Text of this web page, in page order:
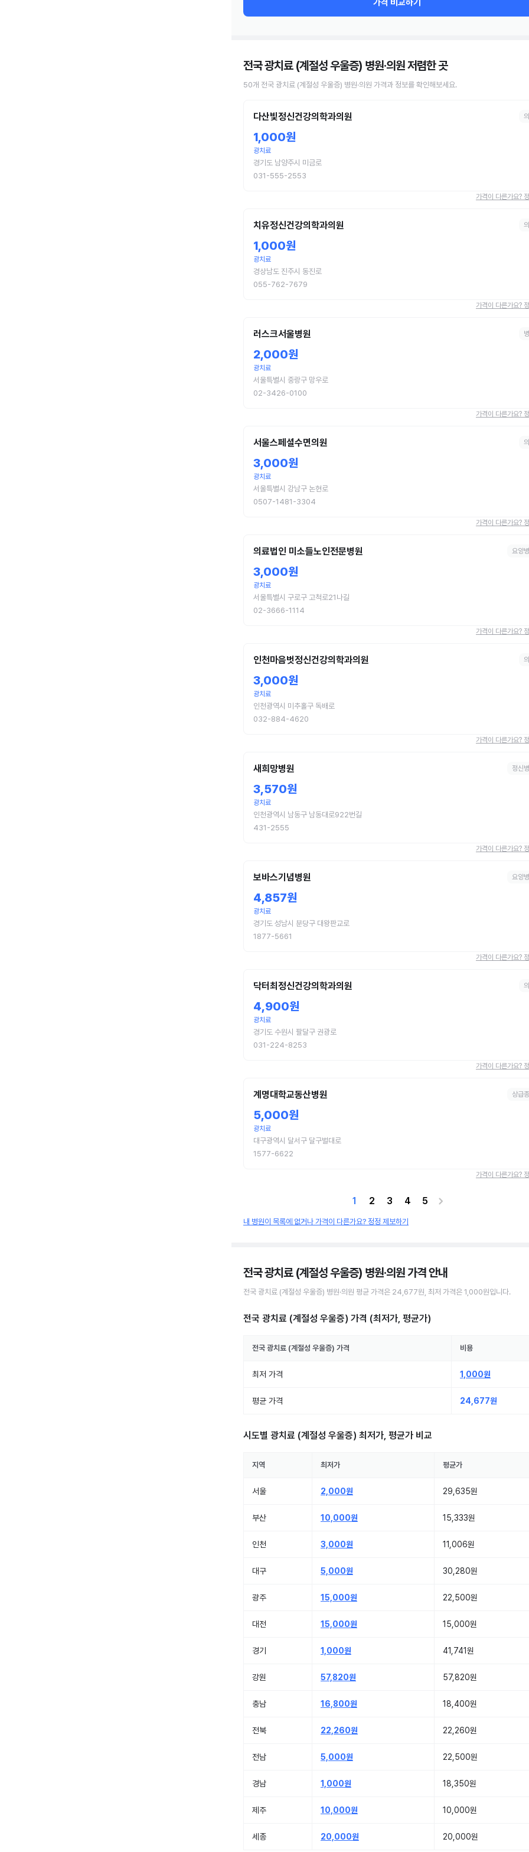
전국 광치료 (계절성 우울증) 병원·의원저렴한 곳
50개 전국 광치료 (계절성 우울증) 병원·의원 가격과 정보를 확인해보세요.
다산빛정신건강의학과의원
1,000원
광치료
경기도 남양주시 미금로
031-555-2553
가격이 다른가요?
치유정신건강의학과의원
1,000원
광치료
경상남도 진주시 동진로
055-762-7679
가격이 다른가요?
러스크서울병원
2,000원
광치료
서울특별시 중랑구 망우로
02-3426-0100
가격이 다른가요?
서울스페셜수면의원
3,000원
광치료
서울특별시 강남구 논현로
0507-1481-3304
가격이 다른가요?
의료법인 미소들노인전문병원 요양
3,000원
광치료
서울특별시 구로구 고척로21나길
02-3666-1114
가격이 다른가요?
인천마음벗정신건강의학과의원
3,000원
광치료
인천광역시 미추홀구 독배로
032-884-4620
가격이 다른가요?
새희망병원 정신
3,570원
광치료
인천광역시 남동구 남동대로922번길
431-2555
가격이 다른가요?
보바스기념병원 요양
4,857원
광치료
경기도 성남시 분당구 대왕판교로
1877-5661
가격이 다른가요?
닥터최정신건강의학과의원
4,900원
광치료
경기도 수원시 팔달구 권광로
031-224-8253
가격이 다른가요?
계명대학교동산병원 상급
5,000원
광치료
대구광역시 달서구 달구벌대로
1577-6622
가격이 다른가요?
1 2 3 4 5
내 병원이 목록에 없거나 가격이 다른가요? 정정 제보하기
전국 광치료 (계절성 우울증) 병원·의원가격 안내
전국 광치료 (계절성 우울증) 병원·의원 평균 가격은 24,677원 , 최저 가격은 1,000원입니다.
전국 광치료 (계절성 우울증) 가격 (최저가, 평균가)
전국 광치료 (계절성 우울증) 가격 비용
최저 가격 1,000원
평균 가격 24,677원
시도별 광치료 (계절성 우울증) 최저가, 평균가 비교
지역 최저가 평균가
서울 2,000원 29,635원
부산 10,000원 15,333원
인천 3,000원 11,006원
대구 5,000원 30,280원
광주 15,000원 22,500원
대전 15,000원 15,000원
경기 1,000원 41,741원
강원 57,820원 57,820원
충남 16,800원 18,400원
전북 22,260원 22,260원
전남 5,000원 22,500원
경남 1,000원 18,350원
제주 10,000원 10,000원
세종 20,000원 20,000원